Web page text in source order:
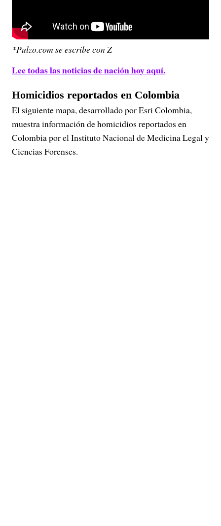
*Pulzo.com se escribe con Z
Lee todas las noticias de nación hoy aquí.
Homicidios reportados en Colombia
El siguiente mapa, desarrollado por Esri Colombia,
muestra información de homicidios reportados en
Colombia por el Instituto Nacional de Medicina Legal y
Ciencias Forenses.